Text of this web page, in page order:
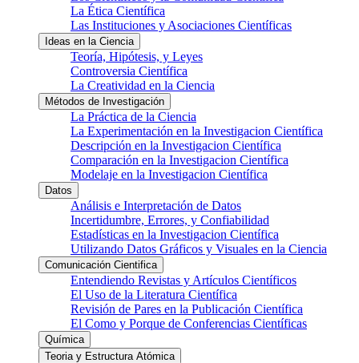
La Ética Científica
Las Instituciones y Asociaciones Científicas
Ideas en la Ciencia
Teoría, Hipótesis, y Leyes
Controversia Científica
La Creatividad en la Ciencia
Métodos de Investigación
La Práctica de la Ciencia
La Experimentación en la Investigacion Científica
Descripción en la Investigacion Científica
Comparación en la Investigacion Científica
Modelaje en la Investigacion Científica
Datos
Análisis e Interpretación de Datos
Incertidumbre, Errores, y Confiabilidad
Estadísticas en la Investigacion Científica
Utilizando Datos Gráficos y Visuales en la Ciencia
Comunicación Cientifica
Entendiendo Revistas y Artículos Científicos
El Uso de la Literatura Científica
Revisión de Pares en la Publicación Científica
El Como y Porque de Conferencias Científicas
Química
Teoria y Estructura Atómica